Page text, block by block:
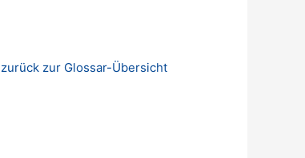
zurück zur Glossar-Übersicht